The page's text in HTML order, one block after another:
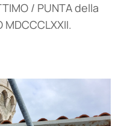
/ PUNTA della